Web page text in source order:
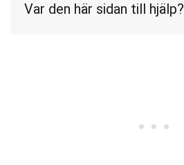
Var den här sidan till hjälp?